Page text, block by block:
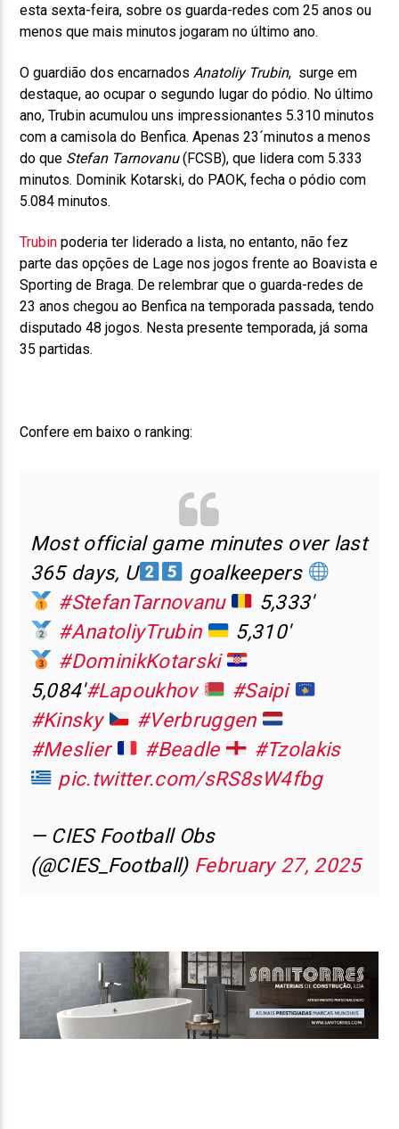
esta sexta-feira, sobre os guarda-redes com 25 anos ou
menos que mais minutos jogaram no último ano.
O guardião dos encarnadosAnatoliy Trubin, surge em
destaque, ao ocupar o segundo lugar do pódio. No último
ano, Trubin acumulou uns impressionantes 5.310 minutos
com a camisola do Benfica. Apenas 23´minutos a menos
do que Stefan Tarnovanu(FCSB), que lidera com 5.333
minutos. Dominik Kotarski, do PAOK, fecha o pódio com
5.084 minutos.
Trubin poderia ter liderado a lista, no entanto, não fez
parte das opções de Lage nos jogos frente ao Boavista e
Sporting de Braga. De relembrar que o guarda-redes de
23 anos chegou ao Benfica na temporada passada, tendo
disputado 48 jogos. Nesta presente temporada, já soma
35 partidas.
Confere em baixo o ranking:
Most official game minutes over last
365 days, U
goalkeepers
#StefanTarnovanu
5,333′
#AnatoliyTrubin
5,310′
#DominikKotarski
5,084′#Lapoukhov
#Saipi
#Kinsky
#Verbruggen
#Meslier
#Beadle
#Tzolakis
pic.twitter.com/sRS8sW4fbg
— CIES Football Obs
(@CIES_Football) February 27, 2025